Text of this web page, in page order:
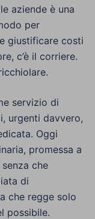
aziende è una
per
giustificare costi
c’è il corriere.
servizio di
urgenti davvero,
Oggi
promessa a
che
di
che regge solo
possibile.